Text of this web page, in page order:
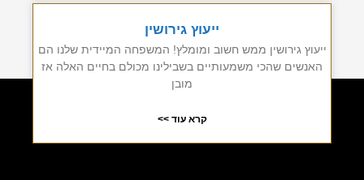
ייעוץ גירושין
ייעוץ גירושין ממש חשוב ומומלץ! המשפחה המיידית שלנו הם
האנשים שהכי משמעותיים בשבילינו מכולם בחיים האלה אז
מובן
קרא עוד >>